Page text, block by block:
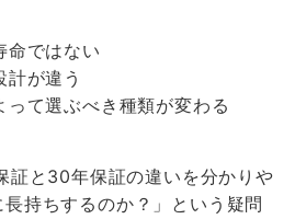
命ではない
が違う
て選ぶべき種類が変わる
証と30年保証の違いを分かりや
持ちするのか？」という疑問